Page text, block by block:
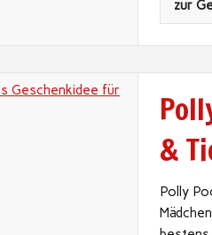
zur
&
Polly